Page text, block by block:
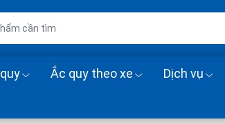
Ắc quy theo xe Dịch vụ